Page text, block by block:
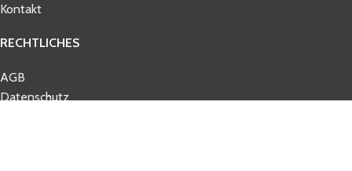
Kontakt
RECHTLICHES
AGB
Datenschutz